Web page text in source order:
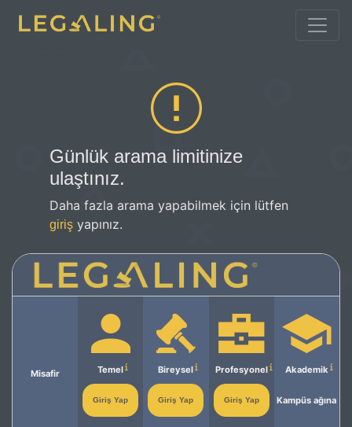
Günlük arama limitinize
ulaştınız.
Daha fazla arama yapabilmek için lütfen
giriş yapınız.
Misafir Temel
Giriş Yap
Bireysel
Giriş Yap
Profesyonel
Giriş Yap
Akademik
Kampüs ağına